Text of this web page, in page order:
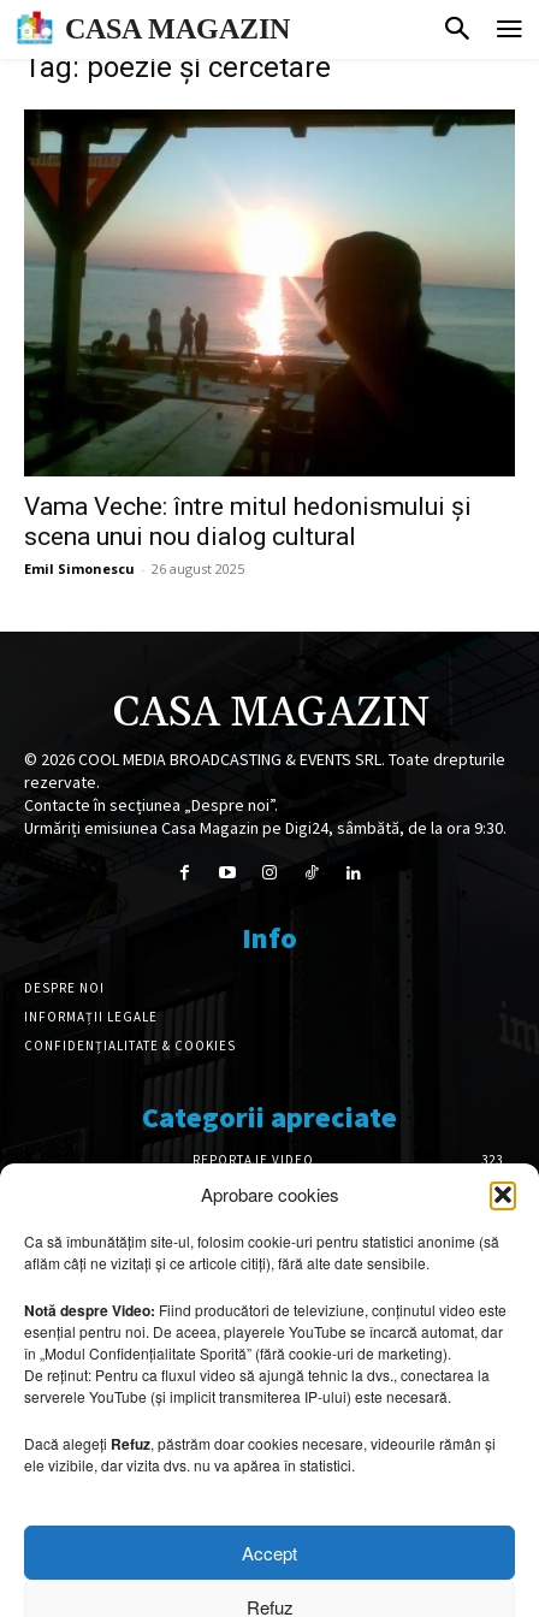
Aprobare cookies
Ca să îmbunătățim site-ul, folosim cookie-uri pentru statistici anonime (să
aflăm câți ne vizitați și ce articole citiți), fără alte date sensibile.
Notă despre Video: Fiind producători de televiziune, conținutul video este
esențial pentru noi. De aceea, playerele YouTube se încarcă automat, dar
în „Modul Confidențialitate Sporită” (fără cookie-uri de marketing).
De reținut: Pentru ca fluxul video să ajungă tehnic la dvs., conectarea la
serverele YouTube (și implicit transmiterea IP-ului) este necesară.
Dacă alegeți Refuz, păstrăm doar cookies necesare, videourile rămân și
ele vizibile, dar vizita dvs. nu va apărea în statistici.
Accept
Refuz
CASA MAGAZIN
Tag: poezie și cercetare
Vama Veche: între mitul hedonismului și
scena unui nou dialog cultural
Emil Simonescu - 26 august 2025
CASA MAGAZIN
© 2026COOL MEDIA BROADCASTING & EVENTS SRL. Toate drepturile
rezervate.
Contacte în secțiunea „Despre noi”.
Urmăriți emisiunea Casa Magazin pe Digi24, sâmbătă, de la ora 9:30.
Info
DESPRE NOI
INFORMAȚII LEGALE
CONFIDENȚIALITATE & COOKIES
Categorii apreciate
REPORTAJE VIDEO
323
AMENAJĂRI INTERIOARE
126
DESIGN INTERIOR
64
ARHITECTURĂ & DESIGN
OPINII & ANALIZE
43
Articole recomandate
Secretele construirii bungalourilor
6 august 2026
Cum amenajezi curtea pentru seri de vară